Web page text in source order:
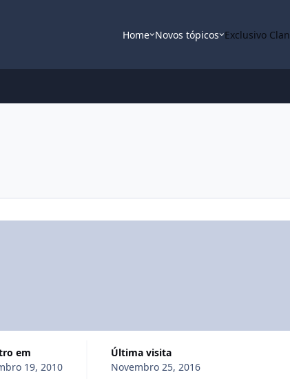
Home Novos tópicos Exclusivo
em
19, 2010
Última visita
Novembro 25, 2016